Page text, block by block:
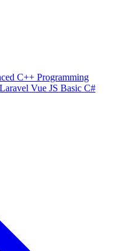
C++ Programming
Vue JS Basic C#